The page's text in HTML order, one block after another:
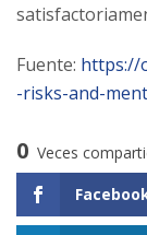
Fuente: https://
-risks-and-
0 Veces